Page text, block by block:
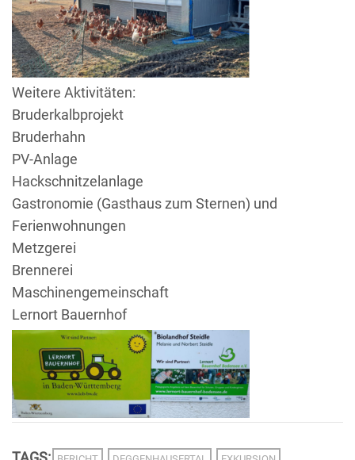
Weitere Aktivitäten:
Bruderkalbprojekt
Bruderhahn
PV-Anlage
Hackschnitzelanlage
Gastronomie (Gasthaus zum Sternen) und
Ferienwohnungen
Metzgerei
Brennerei
Maschinengemeinschaft
Lernort Bauernhof